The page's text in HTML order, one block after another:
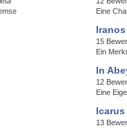
Eine
15
Ein
In
12
Eine
Icarus
13